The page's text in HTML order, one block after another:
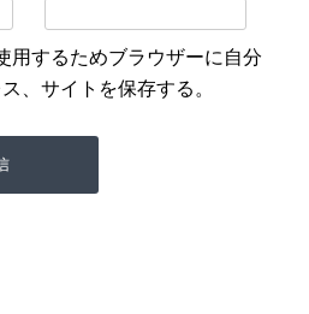
用するためブラウザーに自分
、サイトを保存する。